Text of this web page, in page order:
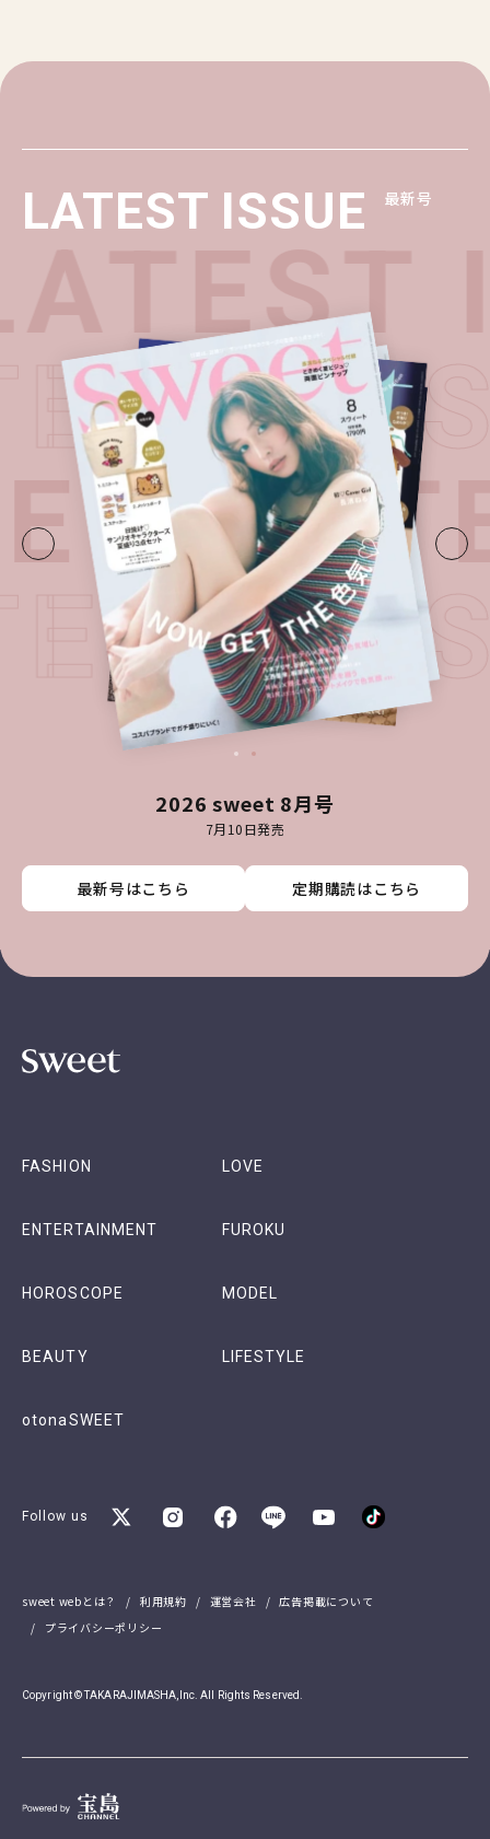
LATEST ISSUE 最新号
2026 sweet 8月号
7月10日発売
最新号はこちら 定期購読はこちら
最新号はこちら 定期購読はこちら
最新号はこちら 定期購読はこちら
最新号はこちら 定期購読はこちら
・
FASHION LOVE
ENTERTAINMENT FUROKU
HOROSCOPE MODEL
BEAUTY LIFESTYLE
otonaSWEET
Follow us
sweet webとは？ 利用規約 運営会社
広告掲載について
プライバシーポリシー
Copyright © TAKARAJIMASHA,Inc. All Rights Reserved.